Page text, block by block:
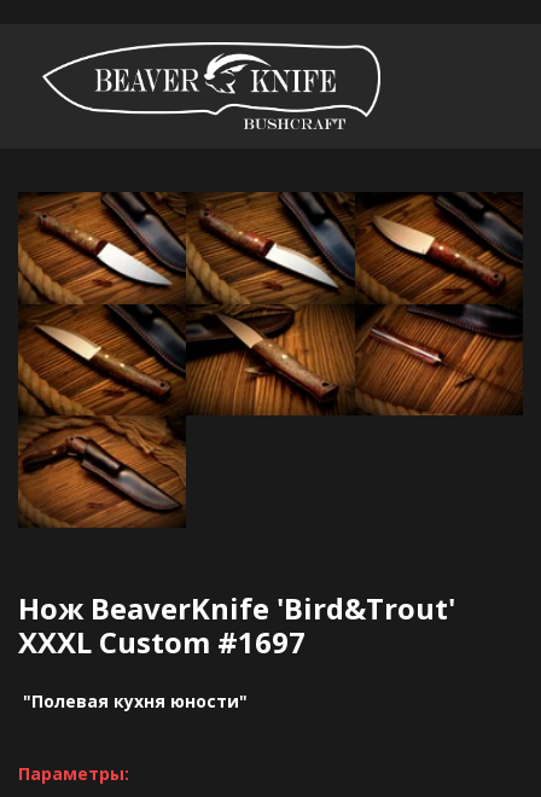
Нож BeaverKnife 'Bird&Trout'
XXXL Custom #1697
"Полевая кухня юности"
Параметры: